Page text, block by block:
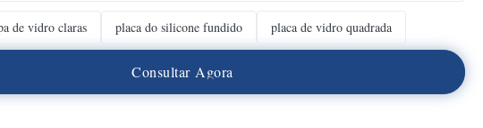
de vidro claras placa do silicone fundido placa de vidro quadrada
Consultar Agora